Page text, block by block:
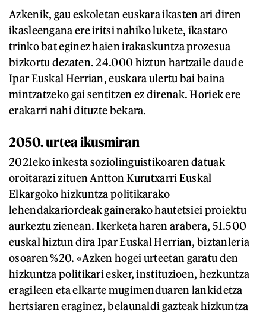
Azkenik, gau eskoletan euskara ikasten ari diren
ikasleengana ere iritsi nahiko lukete, ikastaro
trinko bat eginez haien irakaskuntza prozesua
bizkortu dezaten. 24.000 hiztun hartzaile daude
Ipar Euskal Herrian, euskara ulertu bai baina
mintzatzeko gai sentitzen ez direnak. Horiek ere
erakarri nahi dituzte bekara.
2050. urtea ikusmiran
2021eko inkesta soziolinguistikoaren datuak
oroitarazi zituen Antton Kurutxarri Euskal
Elkargoko hizkuntza politikarako
lehendakariordeak gainerako hautetsiei proiektu
aurkeztu zienean. Ikerketa haren arabera, 51.500
euskal hiztun dira Ipar Euskal Herrian, biztanleria
osoaren %20. «Azken hogei urteetan garatu den
hizkuntza politikari esker, instituzioen, hezkuntza
eragileen eta elkarte mugimenduaren lankidetza
hertsiaren eraginez, belaunaldi gazteak hizkuntza